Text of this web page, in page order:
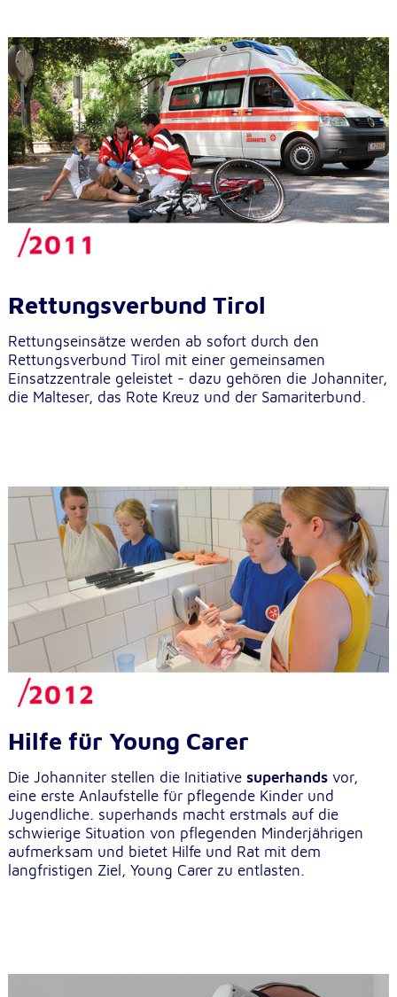
Rettungsverbund Tirol
Rettungseinsätze werden ab sofort durch den
Rettungsverbund Tirol mit einer gemeinsamen
Einsatzzentrale geleistet - dazu gehören die Johanniter,
die Malteser, das Rote Kreuz und der Samariterbund.
Hilfe für Young Carer
Die Johanniter stellen die Initiative superhandsvor,
eine erste Anlaufstelle für pflegende Kinder und
Jugendliche. superhands macht erstmals auf die
schwierige Situation von pflegenden Minderjährigen
aufmerksam und bietet Hilfe und Rat mit dem
langfristigen Ziel, Young Carer zu entlasten.